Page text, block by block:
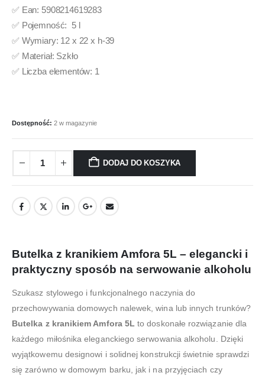
✅ Ean: 5908214619283
✅ Pojemność: 5 l
✅ Wymiary: 12 x 22 x h-39
✅ Materiał: Szkło
✅ Liczba elementów: 1
Dostępność: 2 w magazynie
DODAJ DO KOSZYKA
Butelka z kranikiem Amfora 5L – elegancki i
praktyczny sposób na serwowanie alkoholu
Szukasz stylowego i funkcjonalnego naczynia do
przechowywania domowych nalewek, wina lub innych trunków?
Butelka z kranikiem Amfora 5L to doskonałe rozwiązanie dla
każdego miłośnika eleganckiego serwowania alkoholu. Dzięki
wyjątkowemu designowi i solidnej konstrukcji świetnie sprawdzi
się zarówno w domowym barku, jak i na przyjęciach czy